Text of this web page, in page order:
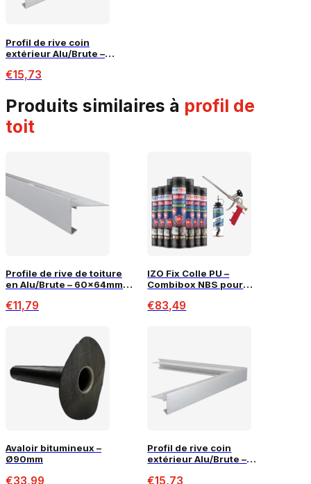
Profil de rive coin
extérieur Alu/Brute –
€15,73
produits similaires à profil de
toit
Profile de rive de toiture
en Alu/Brute – 60x64mm –
€11,79
IZO Fix Colle PU –
Combibox NBS pour
€83,49
Avaloir bitumineux –
Ø90mm
€33,99
Profil de rive coin
extérieur Alu/Brute –
€15,73